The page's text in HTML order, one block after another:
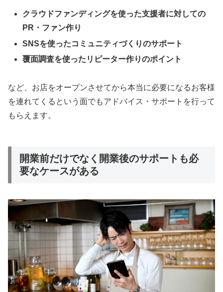
クラウドファンディングを使った支援者に対しての
PR・ファン作り
SNSを使ったコミュニティづくりのサポート
覆面調査を使ったリピーター作りのポイント
など、お店をオープンさせてから本当に必要になるお客様
を連れてくるという面でもアドバイス・サポートを行って
もらえます。
開業前だけでなく開業後のサポートも必
要なケースがある